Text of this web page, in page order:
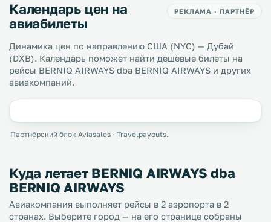
Календарь цен на
авиабилеты
РЕКЛАМА · ПАРТНЁР
Динамика цен по направлению США (NYC) — Дубай
(DXB). Календарь поможет найти дешёвые билеты на
рейсы BERNIQ AIRWAYS dba BERNIQ AIRWAYS и других
авиакомпаний.
Партнёрский блок Aviasales · Travelpayouts.
Куда летает BERNIQ AIRWAYS dba
BERNIQ AIRWAYS
Авиакомпания выполняет рейсы в 2 аэропорта в 2
странах. Выберите город — на его странице собраны